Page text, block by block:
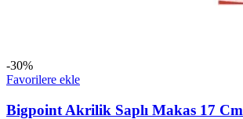
-30%
Favorilere ekle
Bigpoint Akrilik Saplı Makas 17 Cm